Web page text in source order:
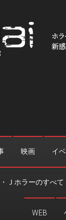
映画 イ
Ｊホラーのすべ
WEB